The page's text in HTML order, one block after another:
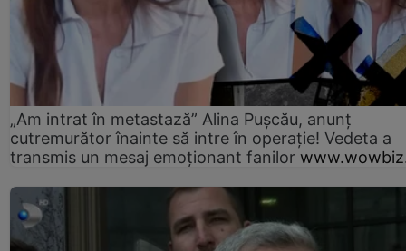
„Am intrat în metastază” Alina Pușcău, anunț
cutremurător înainte să intre în operație! Vedeta a
transmis un mesaj emoționant fanilor